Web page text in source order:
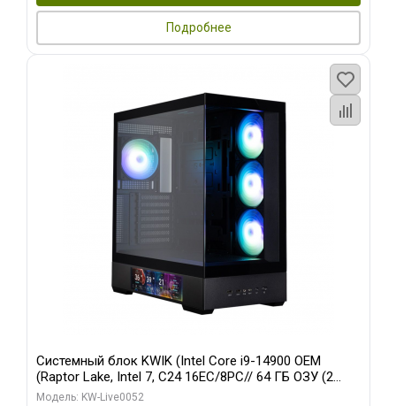
Подробнее
Системный блок KWIK (Intel Core i9-14900 OEM
(Raptor Lake, Intel 7, C24 16EC/8PC// 64 ГБ ОЗУ (2
модуля)/ Palit RTX5080 GAMINGPRO OC 16GB GDDR7
Модель: KW-Live0052